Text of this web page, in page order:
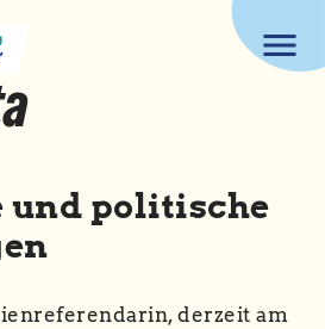
menu
und politische
derzeit am